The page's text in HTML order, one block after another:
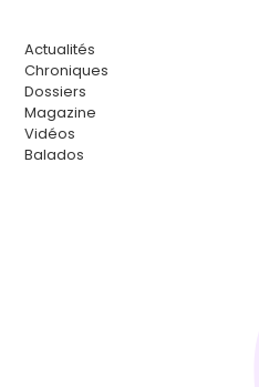
Actualités
Chroniques
Dossiers
Magazine
Vidéos
Balados